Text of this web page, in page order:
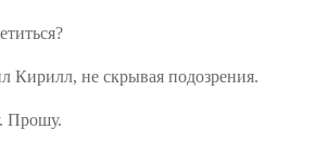
Кирилл, не скрывая подозрения.
Прошу.